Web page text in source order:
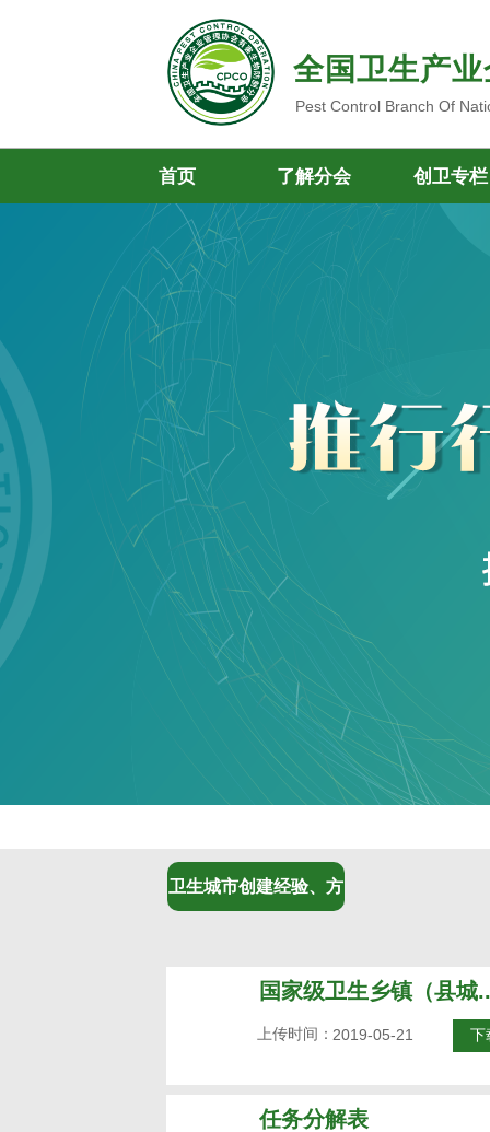
全国卫生产
Pest Control Branch Of
首页 了解分会 创卫专栏
卫生城市创建经验、方
国家级卫生乡镇（县城
2019-05-21
上传时间： 下
任务分解表